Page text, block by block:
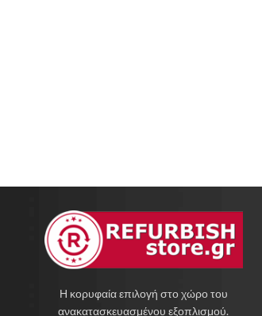
Η κορυφαία επιλογή στο χώρο του
ανακατασκευασμένου εξοπλισμού.